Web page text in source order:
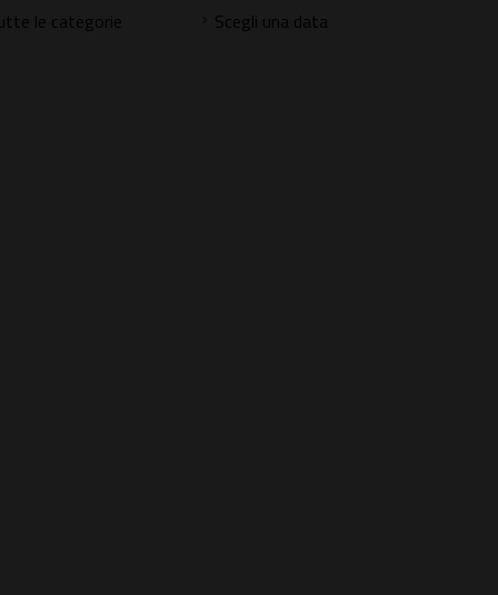
le categorie
Scegli una data